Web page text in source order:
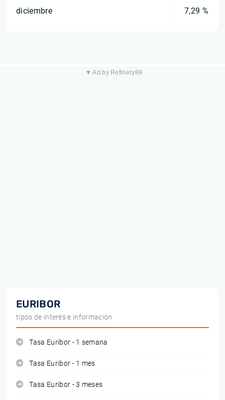
diciembre 7,29 %
▼ Ad by Refinery89
EURIBOR
tipos de interés e información
Tasa Euribor - 1 semana
Tasa Euribor - 1 mes
Tasa Euribor - 3 meses